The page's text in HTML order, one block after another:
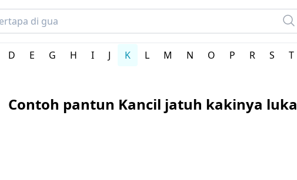
D E G H I J K L M N O P R S T
Contoh pantun Kancil jatuh kakinya luka